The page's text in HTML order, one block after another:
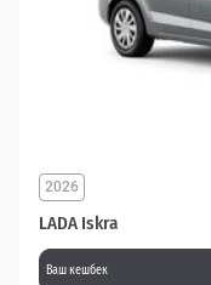
LADA Iskra
2026
Ваш кешбек